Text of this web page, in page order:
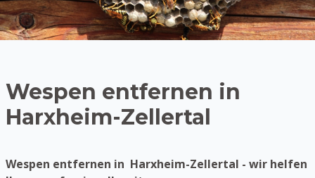
Wespen entfernen in
Harxheim-Zellertal
Wespen entfernen in Harxheim-Zellertal - wir helfen